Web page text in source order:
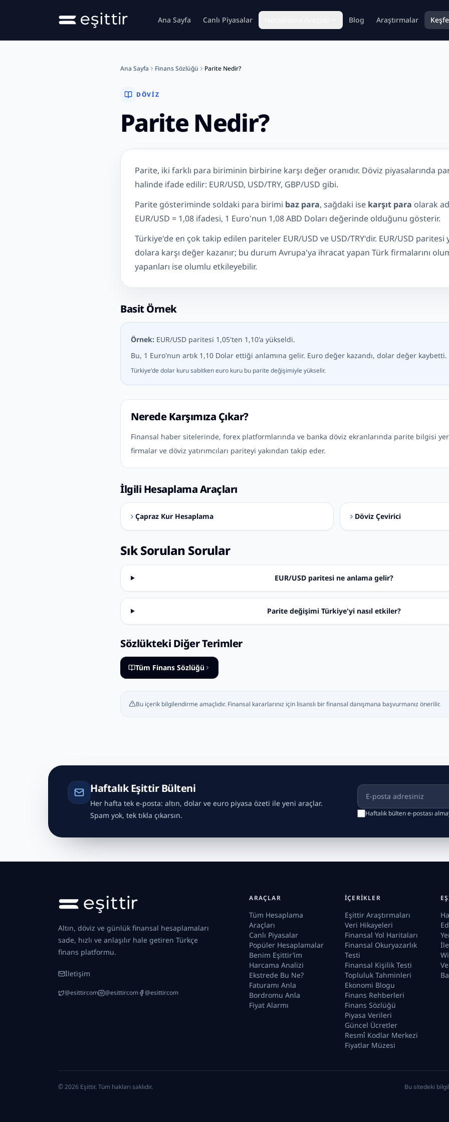
Ana içeriğe geç Ana Sayfa Canlı Piyasalar Blog Araştırmalar
Ana Sayfa Finans Sözlüğü Parite Nedir?
DÖVIZ
Parite Nedir?
Parite Nedir?
Parite, iki farklı para biriminin birbirine karşı değer oranıdır. Döviz piyasalarında
halinde ifade edilir: EUR/USD, USD/TRY, GBP/USD gibi.
Parite gösteriminde soldaki para birimi baz para, sağdaki ise karşıt para olarak
EUR/USD = 1,08 ifadesi, 1 Euro'nun 1,08 ABD Doları değerinde olduğunu gösterir.
Türkiye'de en çok takip edilen pariteler EUR/USD ve USD/TRY'dir. EUR/USD
dolara karşı değer kazanır; bu durum Avrupa'ya ihracat yapan Türk firmalarını
yapanları ise olumlu etkileyebilir.
Basit Örnek
Örnek: EUR/USD paritesi 1,05'ten 1,10'a yükseldi.
Bu, 1 Euro'nun artık 1,10 Dolar ettiği anlamına gelir. Euro değer kazandı, dolar değer kaybetti.
Türkiye'de dolar kuru sabitken euro kuru bu parite değişimiyle yükselir.
Nerede Karşımıza Çıkar?
Finansal haber sitelerinde, forex platformlarında ve banka döviz ekranlarında parite bilgisi yer
firmalar ve döviz yatırımcıları pariteyi yakından takip eder.
İlgili Hesaplama Araçları
Çapraz Kur Hesaplama Döviz Çevirici
Sık Sorulan Sorular
EUR/USD paritesi ne anlama gelir?
Parite değişimi Türkiye'yi nasıl etkiler?
Sözlükteki Diğer Terimler
Tüm Finans Sözlüğü
Bu içerik bilgilendirme amaçlıdır. Finansal kararlarınız için lisanslı bir finansal danışmana başvurmanız önerilir.
Haftalık Eşittir Bülteni
Her hafta tek e-posta: altın, dolar ve euro piyasa özeti ile yeni araçlar.
Spam yok, tek tıkla çıkarsın.
E-posta adresiniz
Haftalık bülten e-postası
Altın, döviz ve günlük finansal hesaplamaları
sade, hızlı ve anlaşılır hale getiren Türkçe
finans platformu.
İletişim
@esittircom @esittircom @esittircom
ARAÇLAR
Tüm Hesaplama
Araçları
Canlı Piyasalar
Popüler Hesaplamalar
Benim Eşittir’im
Harcama Analizi
Ekstrede Bu Ne?
Faturamı Anla
Bordromu Anla
Fiyat Alarmı
İÇERIKLER
Eşittir Araştırmaları
Veri Hikayeleri
Finansal Yol Haritaları
Finansal Okuryazarlık
Testi
Finansal Kişilik Testi
Topluluk Tahminleri
Ekonomi Blogu
Finans Rehberleri
Finans Sözlüğü
Piyasa Verileri
Güncel Ücretler
Resmî Kodlar Merkezi
Fiyatlar Müzesi
© 2026 Eşittir. Tüm hakları saklıdır. Bu sitedeki